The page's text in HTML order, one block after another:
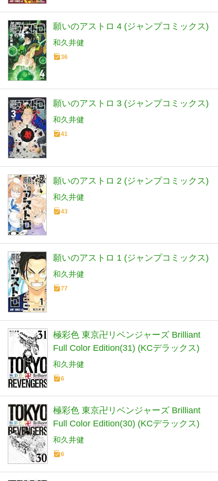
願いのアストロ 4 (ジャンプコミックス)
和久井健
36
願いのアストロ 3 (ジャンプコミックス)
和久井健
41
願いのアストロ 2 (ジャンプコミックス)
和久井健
43
願いのアストロ 1 (ジャンプコミックス)
和久井健
77
極彩色 東京卍リベンジャーズ Brilliant
Full Color Edition(31) (KCデラックス)
和久井健
6
極彩色 東京卍リベンジャーズ Brilliant
Full Color Edition(30) (KCデラックス)
和久井健
6